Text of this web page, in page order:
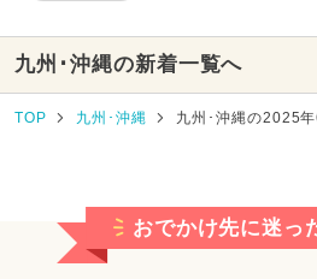
九州･沖縄の新着一覧へ
TOP 九州･沖縄 九州･沖縄の2025
おでかけ先に迷っ